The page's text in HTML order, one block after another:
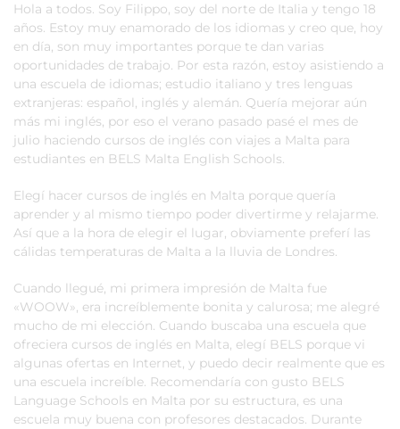
Hola a todos. Soy Filippo, soy del norte de Italia y tengo 18
años. Estoy muy enamorado de los idiomas y creo que, hoy
en día, son muy importantes porque te dan varias
oportunidades de trabajo. Por esta razón, estoy asistiendo a
una escuela de idiomas; estudio italiano y tres lenguas
extranjeras: español, inglés y alemán. Quería mejorar aún
más mi inglés, por eso el verano pasado pasé el mes de
julio haciendo cursos de inglés con viajes a Malta para
estudiantes en BELS Malta English Schools.
Elegí hacer cursos de inglés en Malta porque quería
aprender y al mismo tiempo poder divertirme y relajarme.
Así que a la hora de elegir el lugar, obviamente preferí las
cálidas temperaturas de Malta a la lluvia de Londres.
Cuando llegué, mi primera impresión de Malta fue
«WOOW», era increíblemente bonita y calurosa; me alegré
mucho de mi elección. Cuando buscaba una escuela que
ofreciera cursos de inglés en Malta, elegí BELS porque vi
algunas ofertas en Internet, y puedo decir realmente que es
una escuela increíble. Recomendaría con gusto BELS
Language Schools en Malta por su estructura, es una
escuela muy buena con profesores destacados. Durante